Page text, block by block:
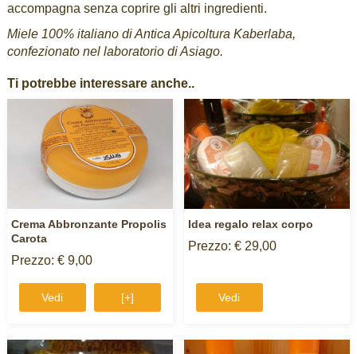
accompagna senza coprire gli altri ingredienti.
Miele 100% italiano di Antica Apicoltura Kaberlaba,
confezionato nel laboratorio di Asiago.
Ti potrebbe interessare anche..
Crema Abbronzante Propolis
Carota
Prezzo: € 9,00
Vedi [+]
Idea regalo relax corpo
Prezzo: € 29,00
Vedi